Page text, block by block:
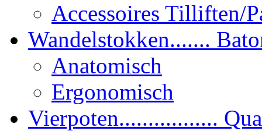
Accessoires Tilliften/
Wandelstokken.......
Anatomisch
Ergonomisch
Vierpoten.................